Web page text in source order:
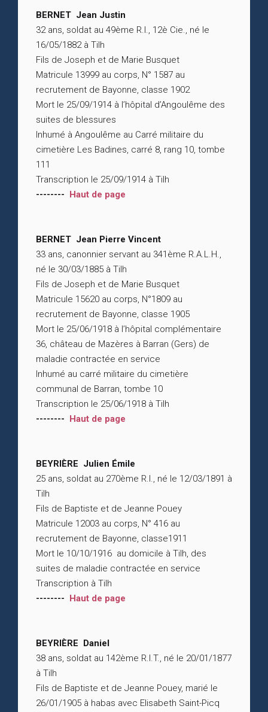
BERNET Jean Justin
32 ans, soldat au 49ème R.I., 12è Cie., né le
16/05/1882 à Tilh
Fils de Joseph et de Marie Busquet
Matricule 13999 au corps, N° 1587 au
recrutement de Bayonne, classe 1902
Mort le 25/09/1914 à l’hôpital d’Angoulême des
suites de blessures
Inhumé à Angoulême au Carré militaire du
cimetière Les Badines, carré 8, rang 10, tombe
111
Transcription le 25/09/1914 à Tilh
-------- Haut de page
BERNET Jean Pierre Vincent
33 ans, canonnier servant au 341ème R.A.L.H.,
né le 30/03/1885 à Tilh
Fils de Joseph et de Marie Busquet
Matricule 15620 au corps, N°1809 au
recrutement de Bayonne, classe 1905
Mort le 25/06/1918 à l’hôpital complémentaire
36, château de Mazères à Barran (Gers) de
maladie contractée en service
Inhumé au carré militaire du cimetière
communal de Barran, tombe 10
Transcription le 25/06/1918 à Tilh
-------- Haut de page
BEYRIÈRE Julien Émile
25 ans, soldat au 270ème R.I., né le 12/03/1891 à
Tilh
Fils de Baptiste et de Jeanne Pouey
Matricule 12003 au corps, N° 416 au
recrutement de Bayonne, classe1911
Mort le 10/10/1916 au domicile à Tilh, des
suites de maladie contractée en service
Transcription à Tilh
-------- Haut de page
BEYRIÈRE Daniel
38 ans, soldat au 142ème R.I.T., né le 20/01/1877
à Tilh
Fils de Baptiste et de Jeanne Pouey, marié le
26/01/1905 à habas avec Elisabeth Saint-Picq